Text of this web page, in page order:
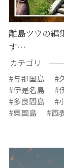
離島ツウの編
す…
カテゴリ
与那国島
伊是名島
多良間島
粟国島
西